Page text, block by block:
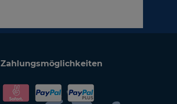
Zahlungsmöglichkeiten